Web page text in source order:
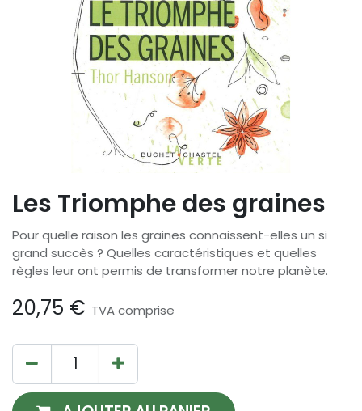
Les Triomphe des graines
Pour quelle raison les graines connaissent-elles un si
grand succès ? Quelles caractéristiques et quelles
règles leur ont permis de transformer notre planète.
20,75 € TVA comprise